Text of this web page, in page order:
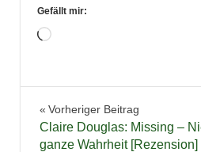
Gefällt mir:
Wird
Bücher
Jugendbuch
Vorheriger Beitrag
Claire Douglas: Missing –
ganze Wahrheit [Rezension]